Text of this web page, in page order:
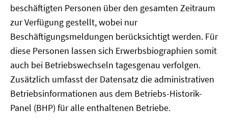
beschäftigten Personen über den gesamten Zeitraum
zur Verfügung gestellt, wobei nur
Beschäftigungsmeldungen berücksichtigt werden. Für
diese Personen lassen sich Erwerbsbiographien somit
auch bei Betriebswechseln tagesgenau verfolgen.
Zusätzlich umfasst der Datensatz die administrativen
Betriebsinformationen aus dem Betriebs-Historik-
Panel (BHP) für alle enthaltenen Betriebe.